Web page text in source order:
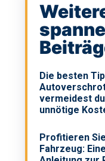
Die besten
vermeidest
unnötige
Profitieren
Fahrzeug: